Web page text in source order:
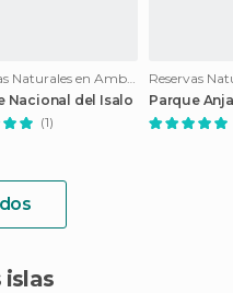
Reservas Naturales en Ambalavao
Nacional del Isalo
(1)
Parque Anja
islas